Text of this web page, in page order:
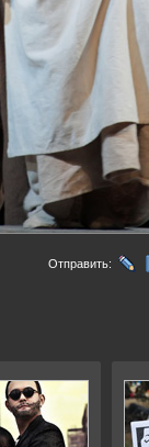
Отправить: